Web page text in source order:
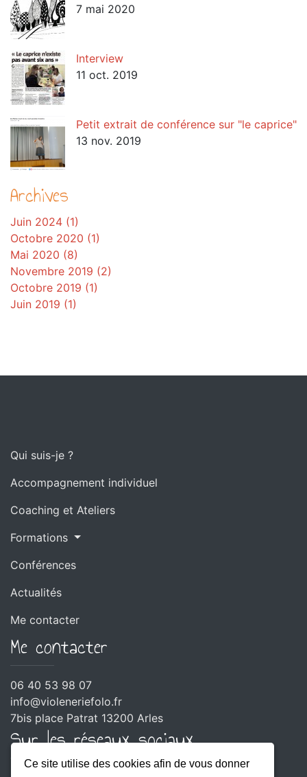
Ce site utilise des cookies afin de vous donner
7 mai 2020
Interview
11 oct. 2019
Petit extrait de conférence sur "le caprice"
13 nov. 2019
Archives
Juin 2024 (1)
Octobre 2020 (1)
Mai 2020 (8)
Novembre 2019 (2)
Octobre 2019 (1)
Juin 2019 (1)
Qui suis-je ?
Accompagnement individuel
Coaching et Ateliers
Formations
Conférences
Actualités
Me contacter
Me contacter
06 40 53 98 07
info@violeneriefolo.fr
7bis place Patrat 13200 Arles
Sur les réseaux sociaux